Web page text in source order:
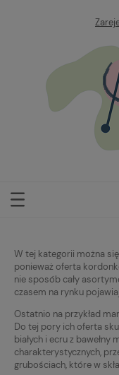
W tej kategorii można
ponieważ oferta
nie sposób cały
czasem na rynku
Ostatnio na przykład
Do tej pory ich oferta
białych i ecru z
charakterystycznych,
grubościach, które w